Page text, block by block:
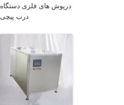
درپوش های فلزی دستگاه
درب پیچی